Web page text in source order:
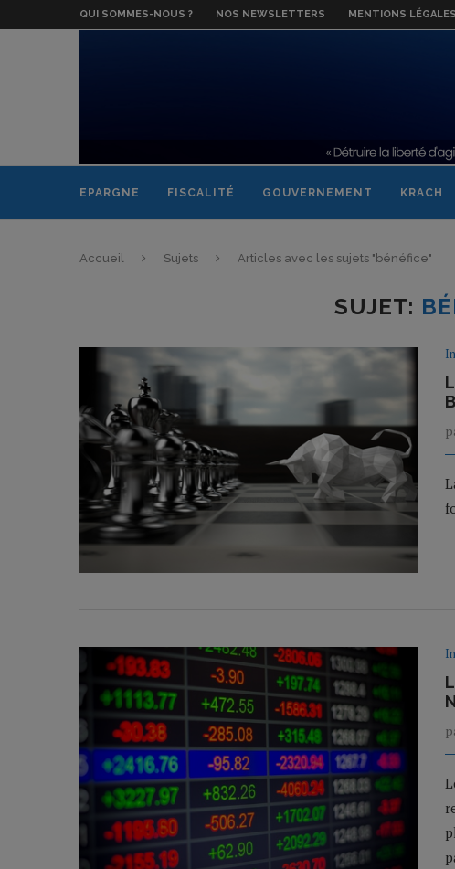
QUI SOMMES-NOUS ? NOS NEWSLETTERS MENTIONS LÉGALES
EPARGNE FISCALITÉ GOUVERNEMENT KRACH
Accueil Sujets Articles avec les sujets "bénéfice"
SUJET: